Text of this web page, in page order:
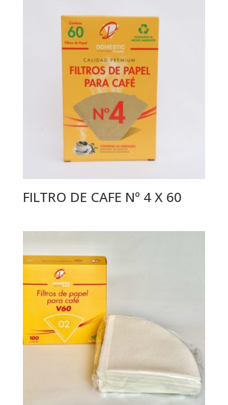
FILTRO DE CAFE Nº 4 X 60